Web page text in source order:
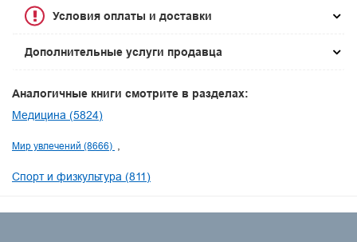
Условия оплаты и доставки
Дополнительные услуги продавца
Аналогичные книги смотрите в разделах:
Медицина (5824)
Мир увлечений (8666)
Спорт и физкультура (811)